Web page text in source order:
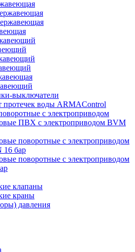
выключатели
воды ARMAControl
с электроприводом
ПВХ с электроприводом BVM
поворотные с электроприводом
16 бар
поворотные с электроприводом
клапаны
краны
давления